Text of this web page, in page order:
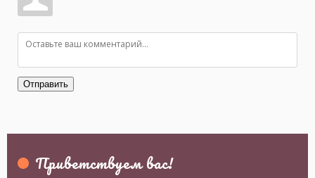
Отправить
Приветствуем вас!